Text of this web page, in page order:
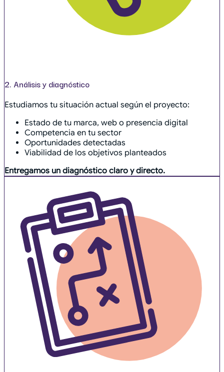
2. Análisis y diagnóstico
Estudiamos tu situación actual según el proyecto:
Estado de tu marca, web o presencia digital
Competencia en tu sector
Oportunidades detectadas
Viabilidad de los objetivos planteados
Entregamos un diagnóstico claro y directo.